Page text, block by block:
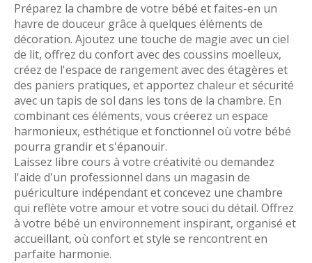
Préparez la chambre de votre bébé et faites-en un
havre de douceur grâce à quelques éléments de
décoration. Ajoutez une touche de magie avec un ciel
de lit, offrez du confort avec des coussins moelleux,
créez de l'espace de rangement avec des étagères et
des paniers pratiques, et apportez chaleur et sécurité
avec un tapis de sol dans les tons de la chambre. En
combinant ces éléments, vous créerez un espace
harmonieux, esthétique et fonctionnel où votre bébé
pourra grandir et s'épanouir.
Laissez libre cours à votre créativité ou demandez
l'aide d'un professionnel dans un magasin de
puériculture indépendant et concevez une chambre
qui reflète votre amour et votre souci du détail. Offrez
à votre bébé un environnement inspirant, organisé et
accueillant, où confort et style se rencontrent en
parfaite harmonie.